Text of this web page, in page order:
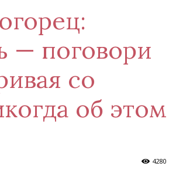
— поговори
со
об этом
4280